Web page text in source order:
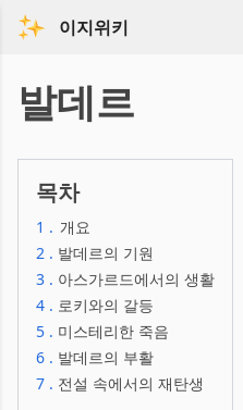
이지위키
발데르
목차
1 . 개요
2 . 발데르의 기원
3 . 아스가르드에서의 생활
4 . 로키와의 갈등
5 . 미스테리한 죽음
6 . 발데르의 부활
7 . 전설 속에서의 재탄생